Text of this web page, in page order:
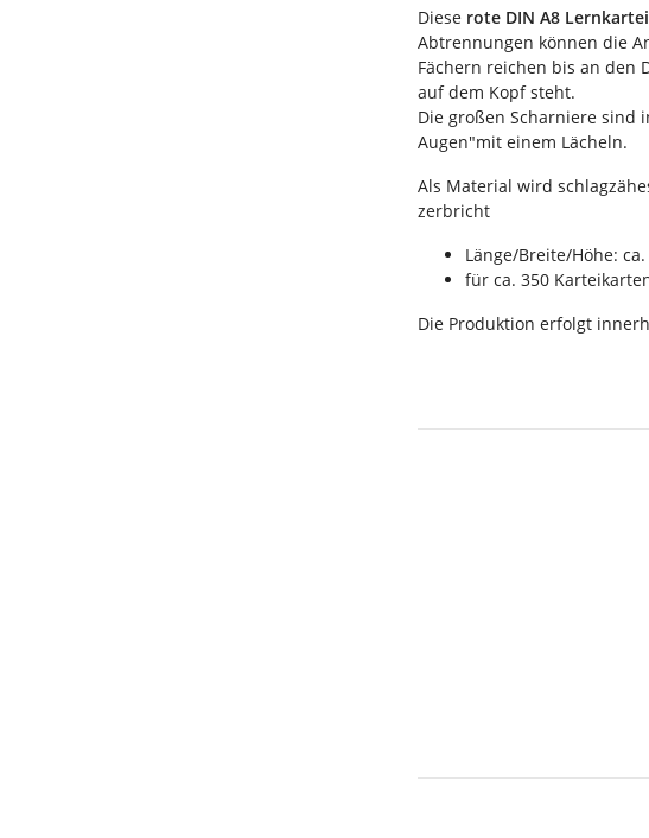
Diese rote DIN A8 Lernkartei
Abtrennungen können die
Fächern reichen bis an den
auf dem Kopf steht.
Die großen Scharniere sind
Augen"mit einem Lächeln.
Als Material wird
zerbricht
Länge/Breite/Höhe:
für ca. 350
Die Produktion erfolgt